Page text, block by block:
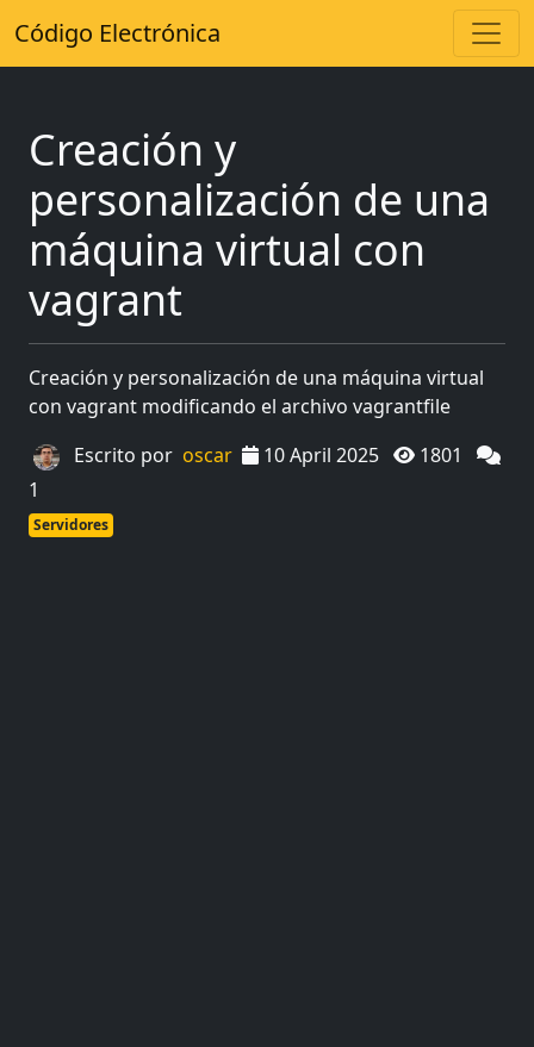
Código Electrónica
Creación y
personalización de una
máquina virtual con
vagrant
Creación y personalización de una máquina virtual
con vagrant modificando el archivo vagrantfile
Escrito por oscar 10 April 2025
1801
1
Servidores